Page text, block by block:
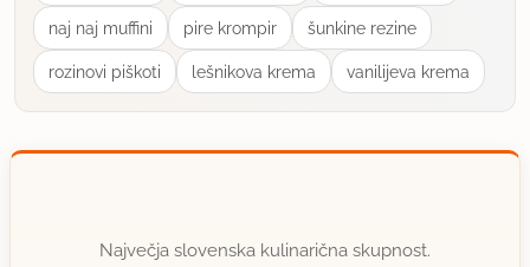
naj naj muffini pire krompir šunkine rezine
rozinovi piškoti lešnikova krema vanilijeva krema
Največja slovenska kulinarična skupnost.